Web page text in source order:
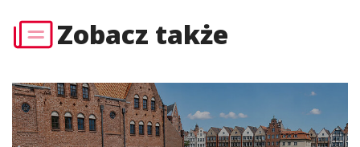
Zobacz także